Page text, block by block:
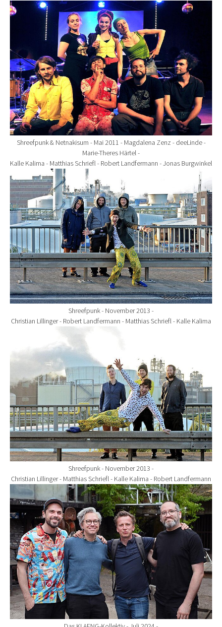
Show larger version for:
Shreefpunk & Netnakisum - Mai 2011 - Magdalena Zenz - deeLinde -
Marie-Theres Härtel -
Kalle Kalima - Matthias Schriefl - Robert Landfermann - Jonas Burgwinkel
Show larger version for:
Shreefpunk - November 2013 -
Christian Lillinger - Robert Landfermann - Matthias Schriefl - Kalle Kalima
Show larger version for:
Shreefpunk - November 2013 -
Christian Lillinger - Matthias Schriefl - Kalle Kalima - Robert Landfermann
Show larger version for: